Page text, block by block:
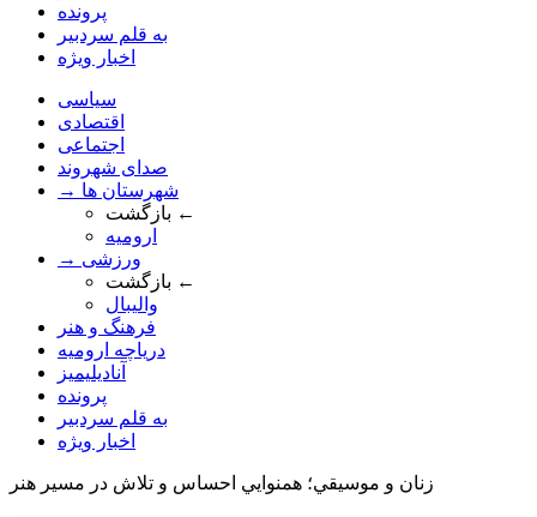
پرونده
به قلم سردبیر
اخبار ویژه
سیاسی
اقتصادی
اجتماعی
صدای شهروند
→ شهرستان ها
بازگشت ←
ارومیه
→ ورزشی
بازگشت ←
والیبال
فرهنگ و هنر
دریاچه ارومیه
آنادیلیمیز
پرونده
به قلم سردبیر
اخبار ویژه
زنان و موسيقي؛ همنوايي احساس و تلاش در مسير هنر